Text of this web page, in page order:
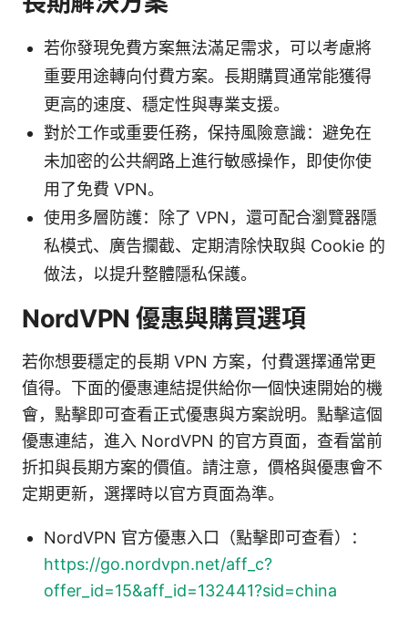
若你發現免費方案無法滿足需求，可以考慮將
重要用途轉向付費方案。長期購買通常能獲得
更高的速度、穩定性與專業支援。
對於工作或重要任務，保持風險意識：避免在
未加密的公共網路上進行敏感操作，即使你使
用了免費 VPN。
使用多層防護：除了 VPN，還可配合瀏覽器隱
私模式、廣告攔截、定期清除快取與 Cookie 的
做法，以提升整體隱私保護。
NordVPN 優惠與購買選項
若你想要穩定的長期 VPN 方案，付費選擇通常更
值得。下面的優惠連結提供給你一個快速開始的機
會，點擊即可查看正式優惠與方案說明。點擊這個
優惠連結，進入 NordVPN 的官方頁面，查看當前
折扣與長期方案的價值。請注意，價格與優惠會不
定期更新，選擇時以官方頁面為準。
NordVPN 官方優惠入口（點擊即可查看）：
https://go.nordvpn.net/aff_c?
offer_id=15&aff_id=132441?sid=china